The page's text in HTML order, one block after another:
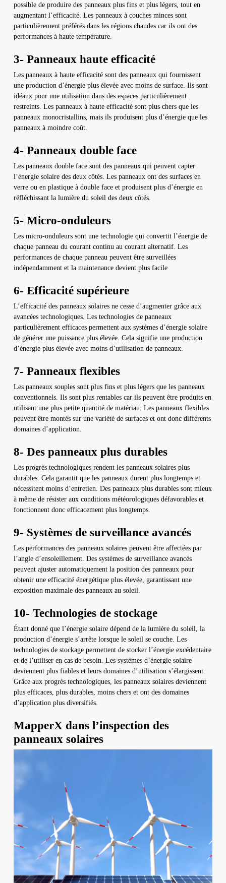
possible de produire des panneaux plus fins et plus légers, tout en
augmentant l’efficacité. Les panneaux à couches minces sont
particulièrement préférés dans les régions chaudes car ils ont des
performances à haute température.
3- Panneaux haute efficacité
Les panneaux à haute efficacité sont des panneaux qui fournissent
une production d’énergie plus élevée avec moins de surface. Ils sont
idéaux pour une utilisation dans des espaces particulièrement
restreints. Les panneaux à haute efficacité sont plus chers que les
panneaux monocristallins, mais ils produisent plus d’énergie que les
panneaux à moindre coût.
4- Panneaux double face
Les panneaux double face sont des panneaux qui peuvent capter
l’énergie solaire des deux côtés. Les panneaux ont des surfaces en
verre ou en plastique à double face et produisent plus d’énergie en
réfléchissant la lumière du soleil des deux côtés.
5- Micro-onduleurs
Les micro-onduleurs sont une technologie qui convertit l’énergie de
chaque panneau du courant continu au courant alternatif. Les
performances de chaque panneau peuvent être surveillées
indépendamment et la maintenance devient plus facile
6- Efficacité supérieure
L’efficacité des panneaux solaires ne cesse d’augmenter grâce aux
avancées technologiques. Les technologies de panneaux
particulièrement efficaces permettent aux systèmes d’énergie solaire
de générer une puissance plus élevée. Cela signifie une production
d’énergie plus élevée avec moins d’utilisation de panneaux.
7- Panneaux flexibles
Les panneaux souples sont plus fins et plus légers que les panneaux
conventionnels. Ils sont plus rentables car ils peuvent être produits en
utilisant une plus petite quantité de matériau. Les panneaux flexibles
peuvent être montés sur une variété de surfaces et ont donc différents
domaines d’application.
8- Des panneaux plus durables
Les progrès technologiques rendent les panneaux solaires plus
durables. Cela garantit que les panneaux durent plus longtemps et
nécessitent moins d’entretien. Des panneaux plus durables sont mieux
à même de résister aux conditions météorologiques défavorables et
fonctionnent donc efficacement plus longtemps.
9- Systèmes de surveillance avancés
Les performances des panneaux solaires peuvent être affectées par
l’angle d’ensoleillement. Des systèmes de surveillance avancés
peuvent ajuster automatiquement la position des panneaux pour
obtenir une efficacité énergétique plus élevée, garantissant une
exposition maximale des panneaux au soleil.
10- Technologies de stockage
Étant donné que l’énergie solaire dépend de la lumière du soleil, la
production d’énergie s’arrête lorsque le soleil se couche. Les
technologies de stockage permettent de stocker l’énergie excédentaire
et de l’utiliser en cas de besoin. Les systèmes d’énergie solaire
deviennent plus fiables et leurs domaines d’utilisation s’élargissent.
Grâce aux progrès technologiques, les panneaux solaires deviennent
plus efficaces, plus durables, moins chers et ont des domaines
d’application plus diversifiés.
MapperX dans l’inspection des
panneaux solaires